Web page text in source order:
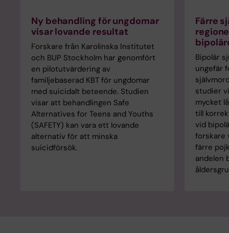
Ny behandling för ungdomar
visar lovande resultat
Forskare från Karolinska Institutet
och BUP Stockholm har genomfört
en pilotutvärdering av
familjebaserad KBT för ungdomar
med suicidalt beteende. Studien
visar att behandlingen Safe
Alternatives for Teens and Youths
(SAFETY) kan vara ett lovande
alternativ för att minska
suicidförsök.
Färre
Bipolär
ungefär
studier
mycket
till
vid
forskare
färre
andelen